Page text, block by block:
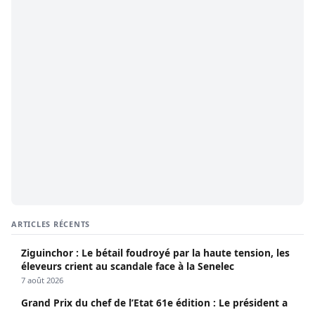
ARTICLES RÉCENTS
Ziguinchor : Le bétail foudroyé par la haute tension, les
éleveurs crient au scandale face à la Senelec
7 août 2026
Grand Prix du chef de l’Etat 61e édition : Le président a